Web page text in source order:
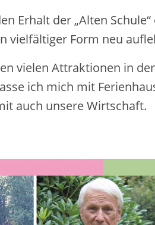
Erhalt der „Alten
vielfältiger Form neu
vielen Attraktionen in
ich mich mit
auch unsere Wirtschaft.